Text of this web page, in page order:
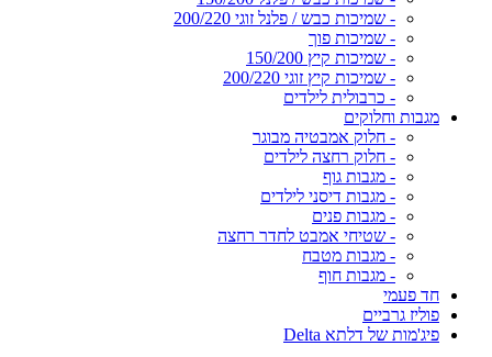
- שמיכות כבש / פלנל זוגי 200/220
- שמיכות פוך
- שמיכות קיץ 150/200
- שמיכות קיץ זוגי 200/220
- כרבולית לילדים
מגבות וחלוקים
- חלוק אמבטיה מבוגר
- חלוק רחצה לילדים
- מגבות גוף
- מגבות דיסני לילדים
- מגבות פנים
- שטיחי אמבט לחדר רחצה
- מגבות מטבח
- מגבות חוף
חד פעמי
פוליז גרביים
פיג'מות של דלתא Delta